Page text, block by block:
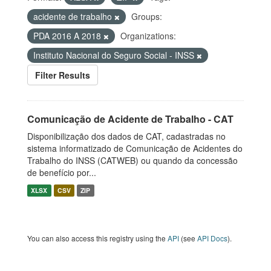
acidente de trabalho
Groups:
PDA 2016 A 2018
Organizations:
Instituto Nacional do Seguro Social - INSS
Filter Results
Comunicação de Acidente de Trabalho - CAT
Disponibilização dos dados de CAT, cadastradas no
sistema informatizado de Comunicação de Acidentes do
Trabalho do INSS (CATWEB) ou quando da concessão
de benefício por...
XLSX CSV ZIP
You can also access this registry using the API (see API Docs).